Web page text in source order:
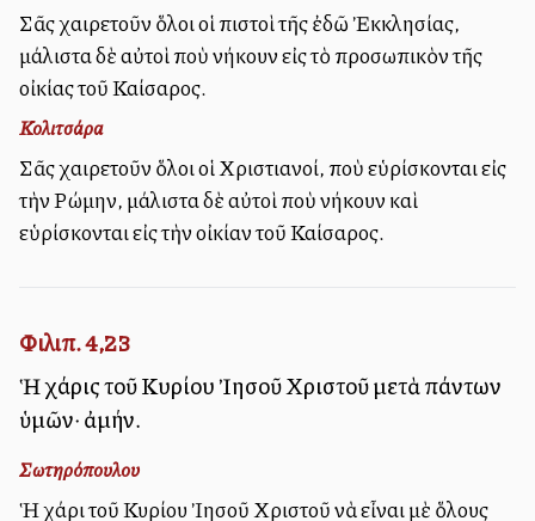
Σᾶς χαιρετοῦν ὅλοι οἱ πιστοὶ τῆς ἐδῶ Ἐκκλησίας,
μάλιστα δὲ αὐτοὶ ποὺ ἀνήκουν εἰς τὸ προσωπικὸν τῆς
οἰκίας τοῦ Καίσαρος.
Κολιτσάρα
Σᾶς χαιρετοῦν ὅλοι οἱ Χριστιανοί, ποὺ εὑρίσκονται εἰς
τὴν Ρώμην, μάλιστα δὲ αὐτοὶ ποὺ ἀνήκουν καὶ
εὑρίσκονται εἰς τὴν οἰκίαν τοῦ Καίσαρος.
Φιλιπ. 4,23
Ἡ χάρις τοῦ Κυρίου Ἰησοῦ Χριστοῦ μετὰ πάντων
ὑμῶν· ἀμήν.
Σωτηρόπουλου
Ἡ χάρι τοῦ Κυρίου Ἰησοῦ Χριστοῦ νὰ εἶναι μὲ ὅλους